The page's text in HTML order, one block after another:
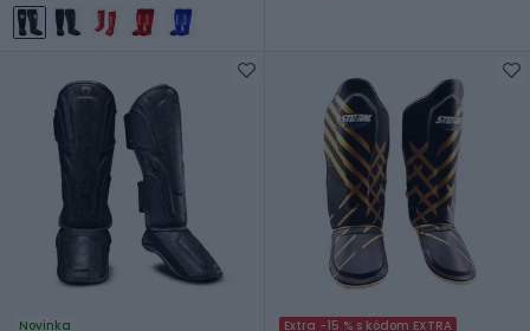
Novinka Extra -15 % s kódom EXTRA